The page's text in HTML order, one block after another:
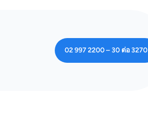
02 997 2200 – 30 ต่อ 3270